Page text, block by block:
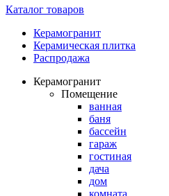
Каталог товаров
Керамогранит
Керамическая плитка
Распродажа
Керамогранит
Помещение
ванная
баня
бассейн
гараж
гостиная
дача
дом
комната